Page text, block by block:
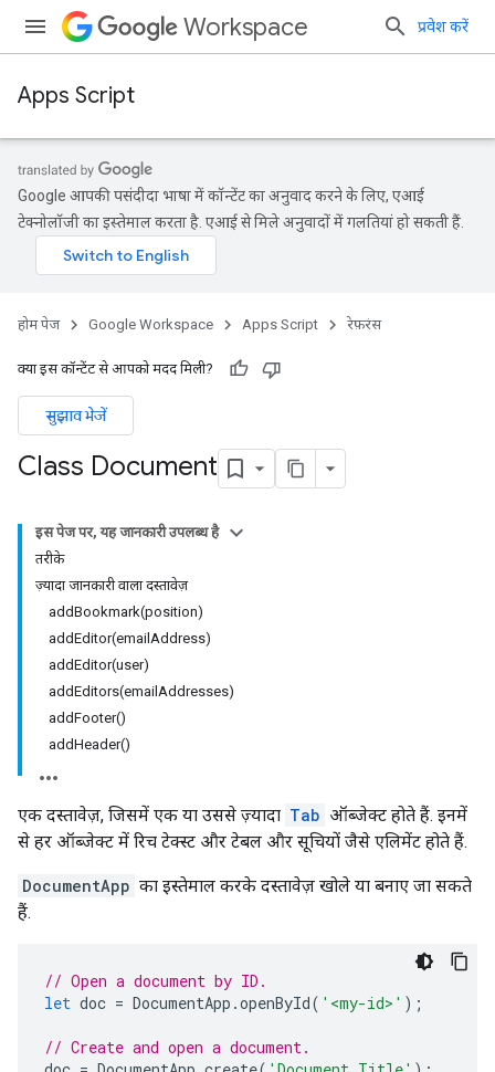
Workspace प्रवेश करें
Apps Script
Google आपकी पसंदीदा भाषा में कॉन्टेंट का अनुवाद करने के लिए, एआई
टेक्नोलॉजी का इस्तेमाल करता है. एआई से मिले अनुवादों में गलतियां हो सकती हैं.
होम पेज Google Workspace Apps Script रेफ़रंस
क्या इस कॉन्टेंट से आपको मदद मिली?
सुझाव भेजें
Class Document
इस पेज पर, यह जानकारी उपलब्ध है
तरीके
ज़्यादा जानकारी वाला दस्तावेज़
addBookmark(position)
addEditor(emailAddress)
addEditor(user)
addEditors(emailAddresses)
addFooter()
addHeader()
एक दस्तावेज़, जिसमें एक या उससे ज़्यादा Tab ऑब्जेक्ट होते हैं. इनमें
से हर ऑब्जेक्ट में रिच टेक्स्ट और टेबल और सूचियों जैसे एलिमेंट होते हैं.
DocumentApp का इस्तेमाल करके दस्तावेज़ खोले या बनाए जा सकते
हैं.
// Open a document by ID.
let doc = DocumentApp .openById( '<my-id>' );
// Create and open a document.